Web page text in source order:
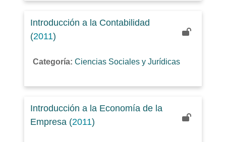
Introducción a la Contabilidad
(2011)
Categoría: Ciencias Sociales y Jurídicas
Introducción a la Economía de la
Empresa (2011)